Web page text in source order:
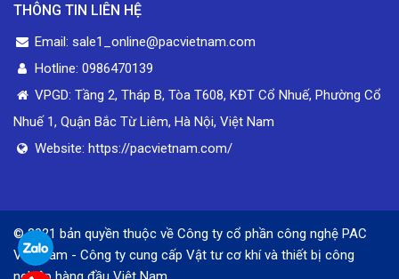
THÔNG TIN LIÊN HỆ
Email: sale1_online@pacvietnam.com
Hotline: 0986470139
VPGD: Tầng 2, Tháp B, Tòa T608, KĐT Cổ Nhuế, Phường Cổ
Nhuế 1, Quận Bắc Từ Liêm, Hà Nội, Việt Nam
Website: https://pacvietnam.com/
© 2021 bản quyền thuộc về Công ty cổ phần công nghệ PAC
Việt Nam - Công ty cung cấp Vật tư cơ khí và thiết bị công